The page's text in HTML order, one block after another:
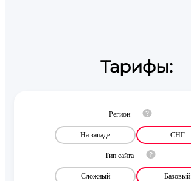
Тарифы:
Регион
На западе СНГ
Тип сайта
Сложный Базовый